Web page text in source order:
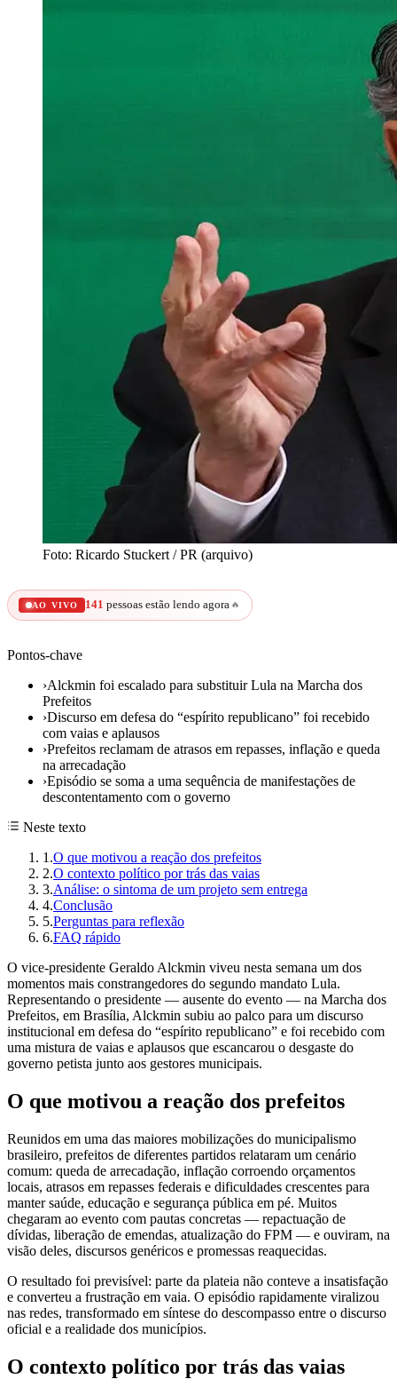
Foto: Ricardo Stuckert / PR (arquivo)
AO VIVO 141 pessoas estão lendo agora 🔥
Pontos-chave
›Alckmin foi escalado para substituir Lula na Marcha dos
Prefeitos
›Discurso em defesa do “espírito republicano” foi recebido
com vaias e aplausos
›Prefeitos reclamam de atrasos em repasses, inflação e queda
na arrecadação
›Episódio se soma a uma sequência de manifestações de
descontentamento com o governo
Neste texto
1 .O que motivou a reação dos prefeitos
2.O contexto político por trás das vaias
3.Análise: o sintoma de um projeto sem entrega
4.Conclusão
5.Perguntas para reflexão
6.FAQ rápido
O vice-presidente Geraldo Alckmin viveu nesta semana um dos
momentos mais constrangedores do segundo mandato Lula.
Representando o presidente — ausente do evento — na Marcha dos
Prefeitos, em Brasília, Alckmin subiu ao palco para um discurso
institucional em defesa do “espírito republicano” e foi recebido com
uma mistura de vaias e aplausos que escancarou o desgaste do
governo petista junto aos gestores municipais.
O que motivou a reação dos prefeitos
Reunidos em uma das maiores mobilizações do municipalismo
brasileiro, prefeitos de diferentes partidos relataram um cenário
comum: queda de arrecadação, inflação corroendo orçamentos
locais, atrasos em repasses federais e dificuldades crescentes para
manter saúde, educação e segurança pública em pé. Muitos
chegaram ao evento com pautas concretas — repactuação de
dívidas, liberação de emendas, atualização do FPM — e ouviram, na
visão deles, discursos genéricos e promessas reaquecidas.
O resultado foi previsível: parte da plateia não conteve a insatisfação
e converteu a frustração em vaia. O episódio rapidamente viralizou
nas redes, transformado em síntese do descompasso entre o discurso
oficial e a realidade dos municípios.
O contexto político por trás das vaias